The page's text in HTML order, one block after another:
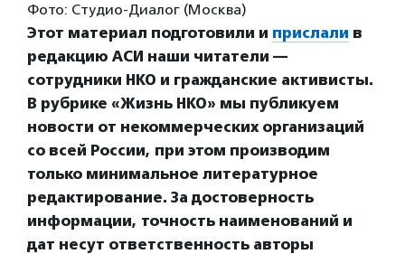
Фото: Студио-Диалог (Москва)
Этот материал подготовили и прислали в
редакцию АСИ наши читатели —
сотрудники НКО и гражданские активисты.
В рубрике «Жизнь НКО» мы публикуем
новости от некоммерческих организаций
со всей России, при этом производим
только минимальное литературное
редактирование. За достоверность
информации, точность наименований и
дат несут ответственность авторы